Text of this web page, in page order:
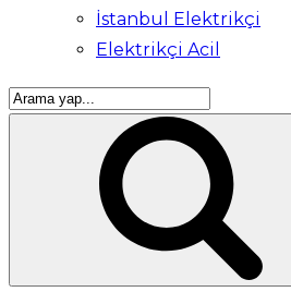
İstanbul Elektrikçi
Elektrikçi Acil